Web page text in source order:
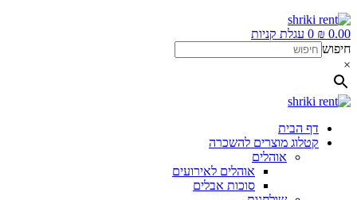
₪ 0.00
0 עגלת קניות
חיפוש
×
דף הבית
קטלוג מוצרים להשכרה
אוהלים
אוהלים לאירועים
סוכות אבלים